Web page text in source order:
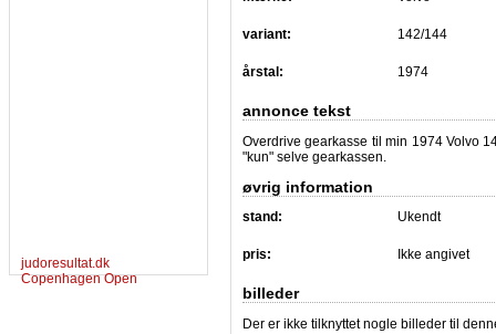
judoresultat.dk
Copenhagen Open
variant: 142/144
årstal: 1974
annonce tekst
Overdrive gearkasse til min 1974 Volvo
"kun" selve gearkassen.
øvrig information
stand: Ukendt
pris: Ikke angivet
billeder
Der er ikke tilknyttet nogle billeder til